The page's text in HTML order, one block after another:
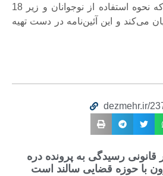
آئین‌نامه‌ای تدوین شده که نحوه استفاده از نوجوانان و زیر 18
می‌کند و این آئین‌نامه در دست تهیه
dezmehr.ir/
قانونی رسیدگی به پرونده دره
با حوزه قضایی سالند است